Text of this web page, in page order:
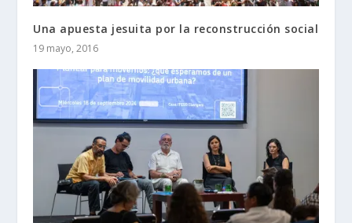
Una apuesta jesuita por la reconstrucción social
19 mayo, 2016